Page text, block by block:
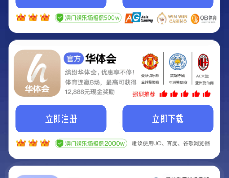
Hey Guys!
我们即将上线啦...
我们的网站正在建设.
它将是非常棒的网站.